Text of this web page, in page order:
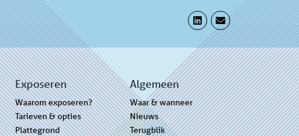
Exposeren
Waarom exposeren?
Tarieven & opties
Plattegrond
Algemeen
Waar & wanneer
Nieuws
Terugblik